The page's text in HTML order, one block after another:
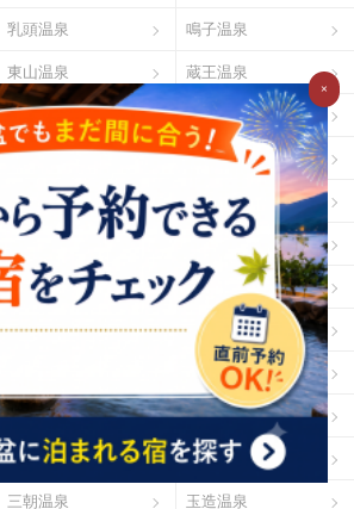
乳頭温泉 鳴子温泉
東山温泉 蔵王温泉
草津温泉 伊香保温泉
四万温泉 鬼怒川温泉
野沢温泉 白骨温泉
石和温泉 湯河原温泉
修善寺温泉 下田温泉（静岡県）
山中温泉 あわら温泉
平湯温泉
城崎温泉 有馬温泉
勝浦温泉 道後温泉
三朝温泉 玉造温泉
×